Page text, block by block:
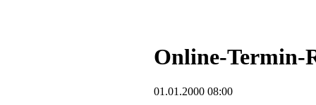
Online-Termin-
01.01.2000 08:00